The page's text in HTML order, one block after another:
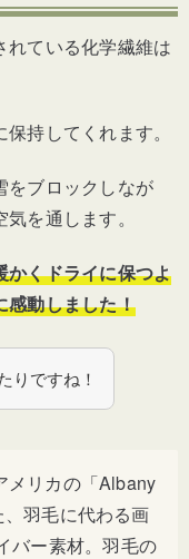
れている化学繊維は
持してくれます。
をブロックしなが
を通します。
かくドライに保つよ
感動しました！
りですね！
リカの「Albany
、羽毛に代わる画
バー素材。羽毛の